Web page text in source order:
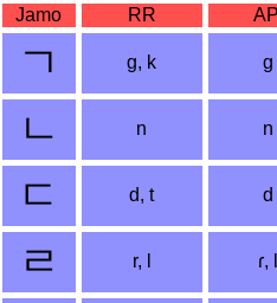
Jamo RR API
ㄱ g, k g
ㄴ n n
ㄷ d, t d
ㄹ r, l ɾ, l